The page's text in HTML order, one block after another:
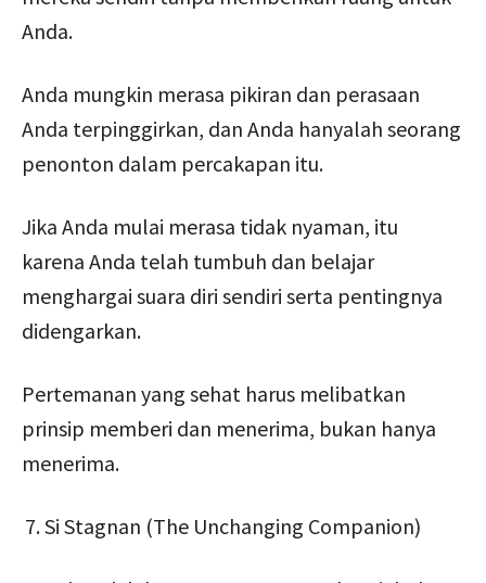
Anda.
Anda mungkin merasa pikiran dan perasaan
Anda terpinggirkan, dan Anda hanyalah seorang
penonton dalam percakapan itu.
Jika Anda mulai merasa tidak nyaman, itu
karena Anda telah tumbuh dan belajar
menghargai suara diri sendiri serta pentingnya
didengarkan.
Pertemanan yang sehat harus melibatkan
prinsip memberi dan menerima, bukan hanya
menerima.
Si Stagnan (The Unchanging Companion)